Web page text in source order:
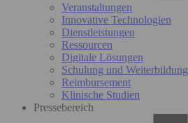
Veranstaltungen
Innovative Technologien
Dienstleistungen
Ressourcen
Digitale Lösungen
Schulung und Weiterbildung
Reimbursement
Klinische Studien
Pressebereich